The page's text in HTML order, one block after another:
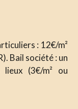
: 12€/m²
Bail société : un
(3€/m² ou